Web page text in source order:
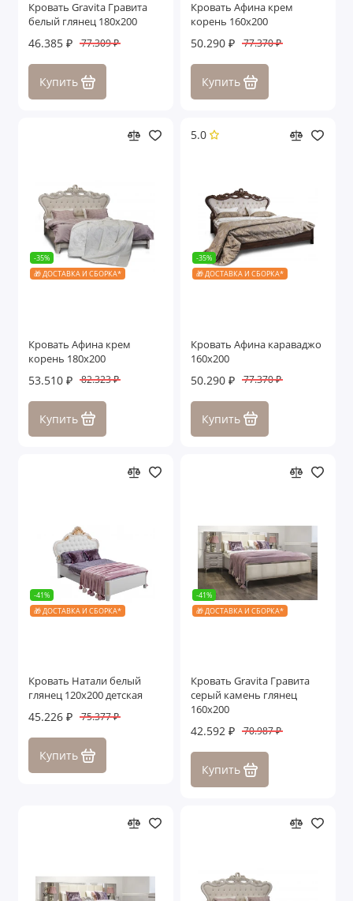
Кровать Gravita Гравита
белый глянец 180х200
46.385 ₽ 77.309 ₽
Купить
Кровать Афина крем
корень 160х200
50.290 ₽ 77.370 ₽
Купить
-35%
🎁 ДОСТАВКА И СБОРКА*
Кровать Афина крем
корень 180х200
53.510 ₽ 82.323 ₽
Купить
5.0
-35%
🎁 ДОСТАВКА И СБОРКА*
Кровать Афина караваджо
160х200
50.290 ₽ 77.370 ₽
Купить
-41%
🎁 ДОСТАВКА И СБОРКА*
Кровать Натали белый
глянец 120х200 детская
45.226 ₽ 75.377 ₽
Купить
-41%
🎁 ДОСТАВКА И СБОРКА*
Кровать Gravita Гравита
серый камень глянец
160х200
42.592 ₽ 70.987 ₽
Купить